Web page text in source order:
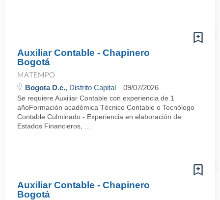
Auxiliar Contable - Chapinero
Bogotá
MATEMPO
Bogota D.c., Distrito Capital 09/07/2026
Se requiere Auxiliar Contable con experiencia de 1
añoFormación académica Técnico Contable o Tecnólogo
Contable Culminado - Experiencia en elaboración de
Estados Financieros, ...
Auxiliar Contable - Chapinero
Bogotá